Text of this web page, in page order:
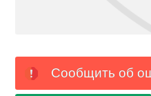
Сообщить об